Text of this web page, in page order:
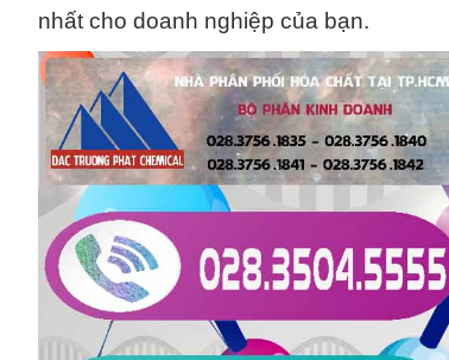
nhất cho doanh nghiệp của bạn.